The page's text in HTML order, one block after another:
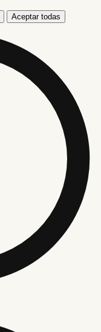
Aceptar todas